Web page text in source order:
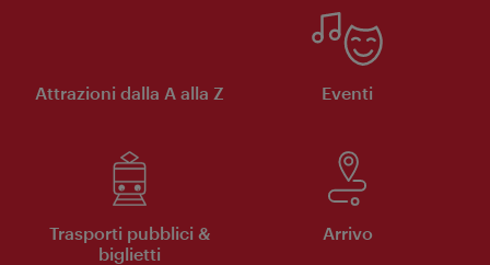
Attrazioni dalla A alla Z Eventi
Trasporti pubblici &
biglietti
Arrivo